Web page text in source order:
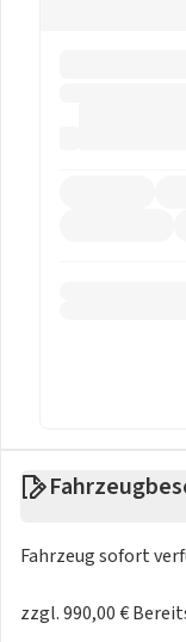
Fahrzeug sofort
zzgl. 990,00 €